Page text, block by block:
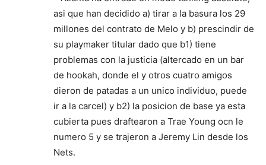
asi que han decidido a) tirar a la basura los 29
millones del contrato de Melo y b) prescindir de
su playmaker titular dado que b1) tiene
problemas con la justicia (altercado en un bar
de hookah, donde el y otros cuatro amigos
dieron de patadas a un unico individuo, puede
ir a la carcel) y b2) la posicion de base ya esta
cubierta pues draftearon a Trae Young ocn le
numero 5 y se trajeron a Jeremy Lin desde los
Nets.